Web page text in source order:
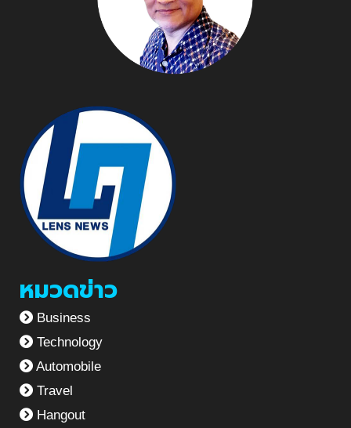
หมวดข่าว
Business
Technology
Automobile
Travel
Hangout